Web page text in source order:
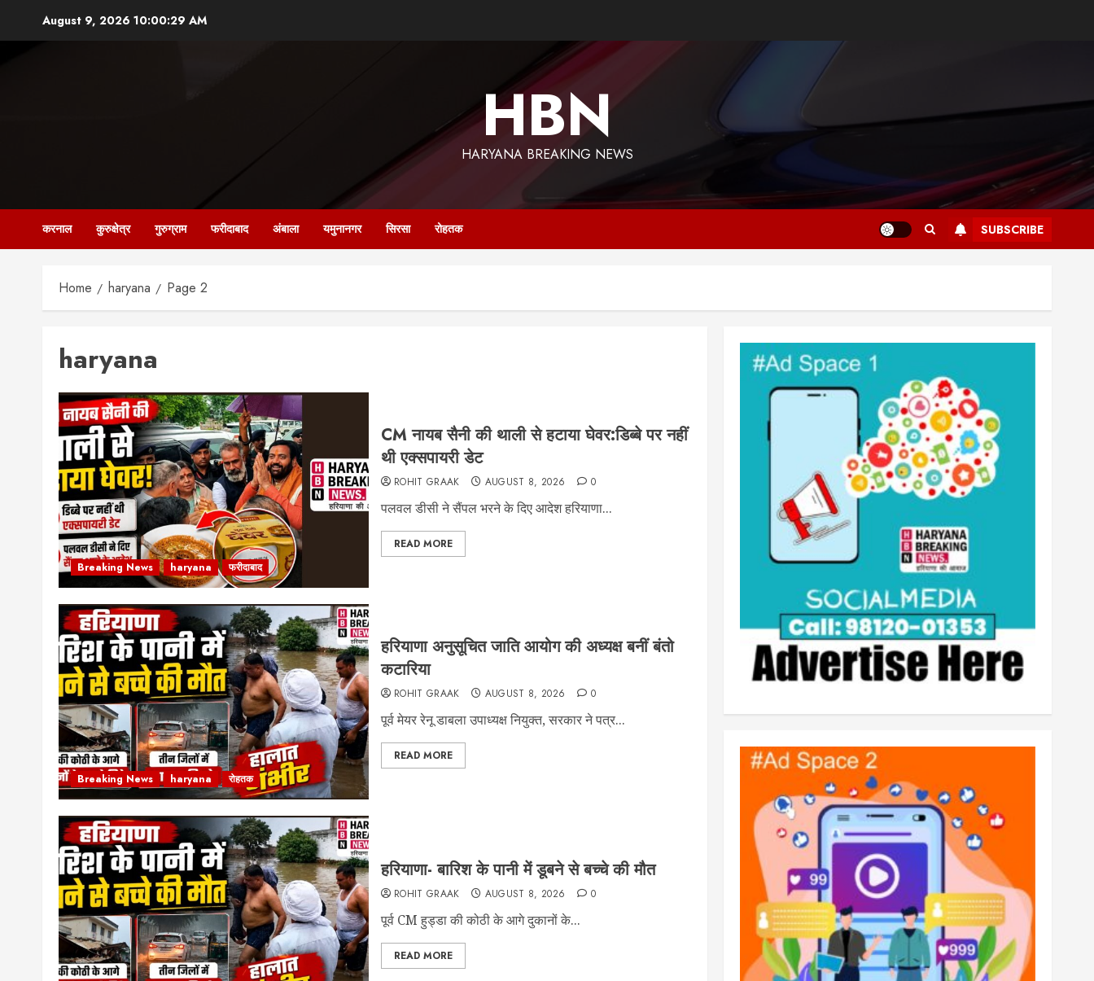
August 9, 2026 10:00:31 AM
HBN
HARYANA BREAKING NEWS
करनाल कुरुक्षेत्र गुरुग्राम फरीदाबाद अंबाला यमुनानगर सिरसा रोहतक SUBSCRIBE
Home haryana Page 2
haryana
Breaking News haryana फरीदाबाद
CM नायब सैनी की थाली से हटाया घेवर:डिब्बे पर नहीं
थी एक्सपायरी डेट
ROHIT GRAAK AUGUST 8, 2026 0
पलवल डीसी ने सैंपल भरने के दिए आदेश हरियाणा...
READ MORE
Breaking News haryana रोहतक
हरियाणा अनुसूचित जाति आयोग की अध्यक्ष बनीं बंतो
कटारिया
ROHIT GRAAK AUGUST 8, 2026 0
पूर्व मेयर रेनू डाबला उपाध्यक्ष नियुक्त, सरकार ने पत्र...
READ MORE
हरियाणा- बारिश के पानी में डूबने से बच्चे की मौत
ROHIT GRAAK AUGUST 8, 2026 0
पूर्व CM हुड्डा की कोठी के आगे दुकानों के...
READ MORE